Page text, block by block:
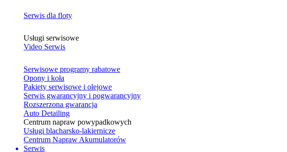
Serwis dla floty
Usługi serwisowe
Video Serwis
Serwisowe programy rabatowe
Opony i koła
Pakiety serwisowe i olejowe
Serwis gwarancyjny i pogwarancyjny
Rozszerzona gwarancja
Auto Detailing
Centrum napraw powypadkowych
Usługi blacharsko-lakiernicze
Centrum Napraw Akumulatorów
Serwis